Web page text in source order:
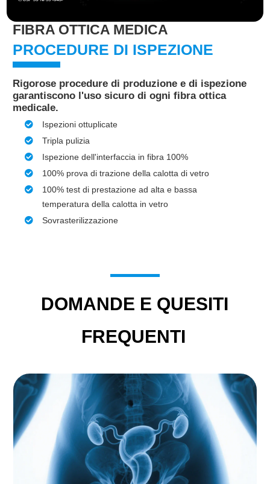
FIBRA OTTICA MEDICA
PROCEDURE DI ISPEZIONE
Rigorose procedure di produzione e di ispezione
garantiscono l'uso sicuro di ogni fibra ottica
medicale.
Ispezioni ottuplicate
Tripla pulizia
Ispezione dell'interfaccia in fibra 100%
100% prova di trazione della calotta di vetro
100% test di prestazione ad alta e bassa
temperatura della calotta in vetro
Sovrasterilizzazione
DOMANDE E QUESITI
FREQUENTI